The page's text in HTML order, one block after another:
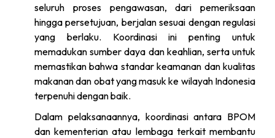
seluruh proses pengawasan, dari pemeriksaan
hingga persetujuan, berjalan sesuai dengan regulasi
yang berlaku. Koordinasi ini penting untuk
memadukan sumber daya dan keahlian, serta untuk
memastikan bahwa standar keamanan dan kualitas
makanan dan obat yang masuk ke wilayah Indonesia
terpenuhi dengan baik.
Dalam pelaksanaannya, koordinasi antara BPOM
dan kementerian atau lembaga terkait membantu